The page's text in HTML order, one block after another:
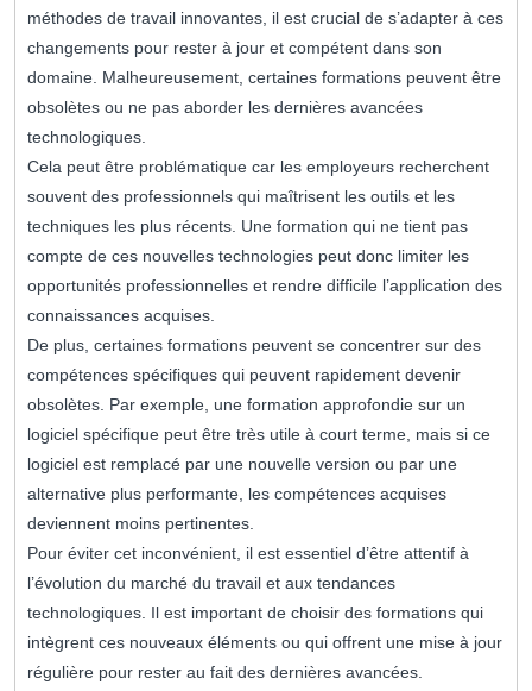
méthodes de travail innovantes, il est crucial de s’adapter à ces
changements pour rester à jour et compétent dans son
domaine. Malheureusement, certaines formations peuvent être
obsolètes ou ne pas aborder les dernières avancées
technologiques.
Cela peut être problématique car les employeurs recherchent
souvent des professionnels qui maîtrisent les outils et les
techniques les plus récents. Une formation qui ne tient pas
compte de ces nouvelles technologies peut donc limiter les
opportunités professionnelles et rendre difficile l’application des
connaissances acquises.
De plus, certaines formations peuvent se concentrer sur des
compétences spécifiques qui peuvent rapidement devenir
obsolètes. Par exemple, une formation approfondie sur un
logiciel spécifique peut être très utile à court terme, mais si ce
logiciel est remplacé par une nouvelle version ou par une
alternative plus performante, les compétences acquises
deviennent moins pertinentes.
Pour éviter cet inconvénient, il est essentiel d’être attentif à
l’évolution du marché du travail et aux tendances
technologiques. Il est important de choisir des formations qui
intègrent ces nouveaux éléments ou qui offrent une mise à jour
régulière pour rester au fait des dernières avancées.